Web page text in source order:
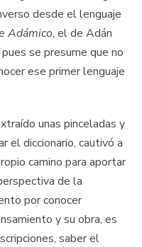
desde el lenguaje
Adámico, el de Adán
se presume que no
ese primer lenguaje
unas pinceladas y
el diccionario, cautivó a
camino para aportar
de la
por conocer
y su obra, es
saber el